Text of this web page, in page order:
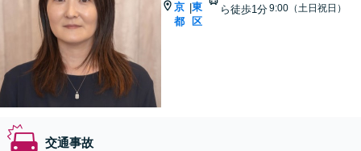
京
都
|東
区
ら徒歩1分9:00（土日祝日）
交通事故